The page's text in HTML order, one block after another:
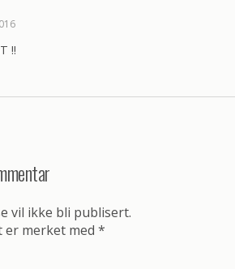
!!
vil ikke bli publisert.
merket med *